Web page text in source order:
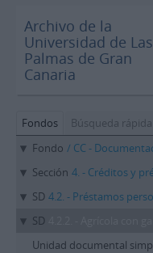
Archivo de la
Universidad de Las
Palmas de Gran
Canaria
Fondos
Búsqueda rápida
Fondo / CC -
Sección 4. - Créditos y
SD 4.2. - Préstamos
SD
Unidad documental